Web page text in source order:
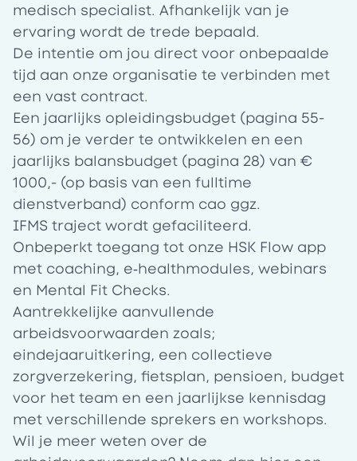
medisch specialist. Afhankelijk van je
ervaring wordt de trede bepaald.
De intentie om jou direct voor onbepaalde
tijd aan onze organisatie te verbinden met
een vast contract.
Een jaarlijks opleidingsbudget (pagina 55-
56) om je verder te ontwikkelen en een
jaarlijks balansbudget (pagina 28) van €
1000,- (op basis van een fulltime
dienstverband) conform cao ggz.
IFMS traject wordt gefaciliteerd.
Onbeperkt toegang tot onze HSK Flow app
met coaching, e‑healthmodules, webinars
en Mental Fit Checks.
Aantrekkelijke aanvullende
arbeidsvoorwaarden zoals;
eindejaaruitkering, een collectieve
zorgverzekering, fietsplan, pensioen, budget
voor het team en een jaarlijkse kennisdag
met verschillende sprekers en workshops.
Wil je meer weten over de